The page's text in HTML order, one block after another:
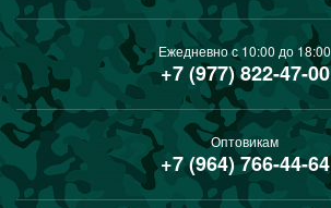
Ежедневно с 10:00 до 18:00
+7 (977) 822-47-00
Оптовикам
+7 (964) 766-44-64